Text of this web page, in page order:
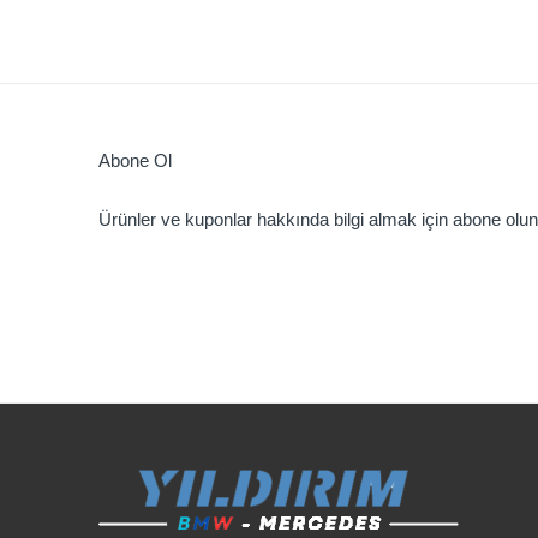
Abone Ol
Ürünler ve kuponlar hakkında bilgi almak için abone